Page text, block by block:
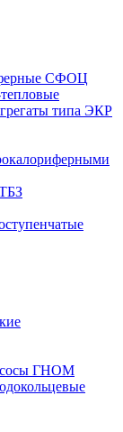
СФОЦ
типа ЭКР
ГНОМ